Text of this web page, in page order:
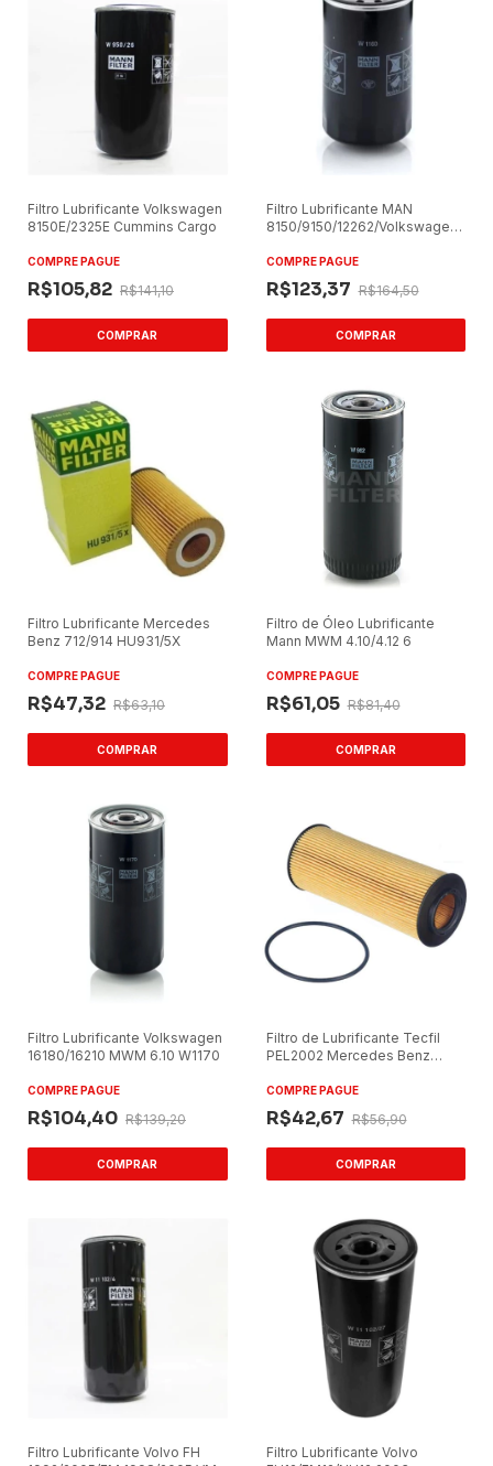
Filtro Lubrificante Volkswagen
8150E/2325E Cummins Cargo
COMPRE PAGUE
R$105,82 R$141,10
Filtro Lubrificante MAN
8150/9150/12262/Volkswagen
COMPRE PAGUE
R$123,37 R$164,50
Filtro Lubrificante Mercedes
Benz 712/914 HU931/5X
COMPRE PAGUE
R$47,32 R$63,10
Filtro de Óleo Lubrificante
Mann MWM 4.10/4.12 6
COMPRE PAGUE
R$61,05 R$81,40
Filtro Lubrificante Volkswagen
16180/16210 MWM 6.10 W1170
COMPRE PAGUE
R$104,40 R$139,20
Filtro de Lubrificante Tecfil
PEL2002 Mercedes Benz
COMPRE PAGUE
R$42,67 R$56,90
Filtro Lubrificante Volvo FH
Filtro Lubrificante Volvo